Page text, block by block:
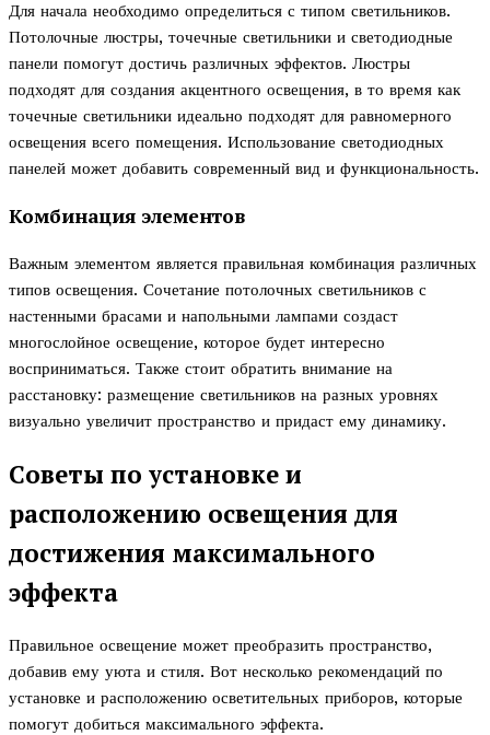
Для начала необходимо определиться с типом светильников.
Потолочные люстры, точечные светильники и светодиодные
панели помогут достичь различных эффектов. Люстры
подходят для создания акцентного освещения, в то время как
точечные светильники идеально подходят для равномерного
освещения всего помещения. Использование светодиодных
панелей может добавить современный вид и функциональность.
Комбинация элементов
Важным элементом является правильная комбинация различных
типов освещения. Сочетание потолочных светильников с
настенными брасами и напольными лампами создаст
многослойное освещение, которое будет интересно
восприниматься. Также стоит обратить внимание на
расстановку: размещение светильников на разных уровнях
визуально увеличит пространство и придаст ему динамику.
Советы по установке и
расположению освещения для
достижения максимального
эффекта
Правильное освещение может преобразить пространство,
добавив ему уюта и стиля. Вот несколько рекомендаций по
установке и расположению осветительных приборов, которые
помогут добиться максимального эффекта.